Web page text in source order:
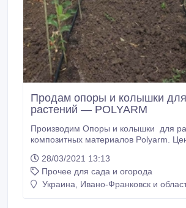
Продам опоры и колышки
растений — POLYARM
Производим Опоры и колышки для
композитных материалов Polyarm.
Украины. Интернет магазин POLYARM
отказаться от тяжелых и ломких опор
и предлагает широкий выбор опор и
28/03/2021 13:13
Прочее для сада и огорода
Украина, Ивано-Франковск и